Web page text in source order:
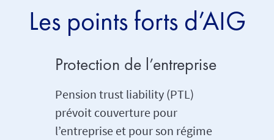
Les points forts d’AIG
Protection de l’entreprise
Pension trust liability (PTL)
prévoit couverture pour
l’entreprise et pour son régime